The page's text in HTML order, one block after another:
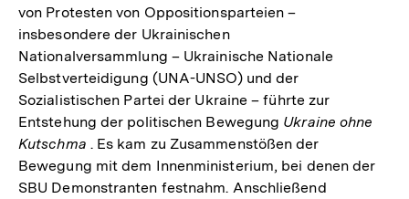
von Protesten von Oppositionsparteien –
insbesondere der Ukrainischen
Nationalversammlung – Ukrainische Nationale
Selbstverteidigung (UNA-UNSO) und der
Sozialistischen Partei der Ukraine – führte zur
Entstehung der politischen Bewegung Ukraine ohne
Kutschma . Es kam zu Zusammenstößen der
Bewegung mit dem Innenministerium, bei denen der
SBU Demonstranten festnahm. Anschließend